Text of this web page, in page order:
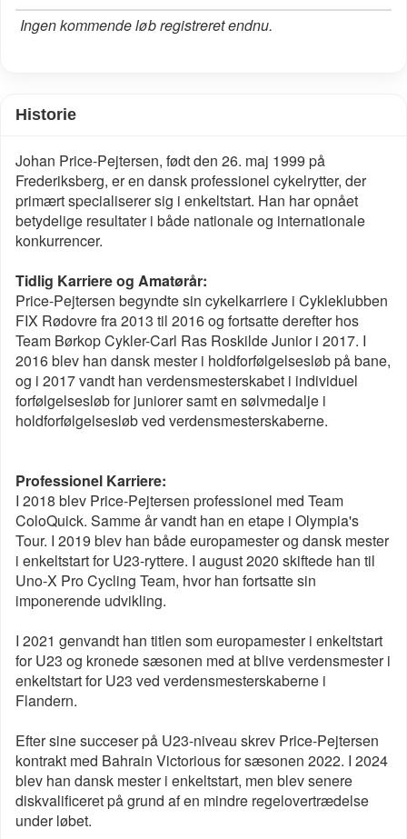
Ingen kommende løb registreret endnu.
Historie
Johan Price-Pejtersen, født den 26. maj 1999 på
Frederiksberg, er en dansk professionel cykelrytter, der
primært specialiserer sig i enkeltstart. Han har opnået
betydelige resultater i både nationale og internationale
konkurrencer.
Tidlig Karriere og Amatørår:
Price-Pejtersen begyndte sin cykelkarriere i Cykleklubben
FIX Rødovre fra 2013 til 2016 og fortsatte derefter hos
Team Børkop Cykler-Carl Ras Roskilde Junior i 2017. I
2016 blev han dansk mester i holdforfølgelsesløb på bane,
og i 2017 vandt han verdensmesterskabet i individuel
forfølgelsesløb for juniorer samt en sølvmedalje i
holdforfølgelsesløb ved verdensmesterskaberne.
Professionel Karriere:
I 2018 blev Price-Pejtersen professionel med Team
ColoQuick. Samme år vandt han en etape i Olympia's
Tour. I 2019 blev han både europamester og dansk mester
i enkeltstart for U23-ryttere. I august 2020 skiftede han til
Uno-X Pro Cycling Team, hvor han fortsatte sin
imponerende udvikling.
I 2021 genvandt han titlen som europamester i enkeltstart
for U23 og kronede sæsonen med at blive verdensmester i
enkeltstart for U23 ved verdensmesterskaberne i
Flandern.
Efter sine succeser på U23-niveau skrev Price-Pejtersen
kontrakt med Bahrain Victorious for sæsonen 2022. I 2024
blev han dansk mester i enkeltstart, men blev senere
diskvalificeret på grund af en mindre regelovertrædelse
under løbet.